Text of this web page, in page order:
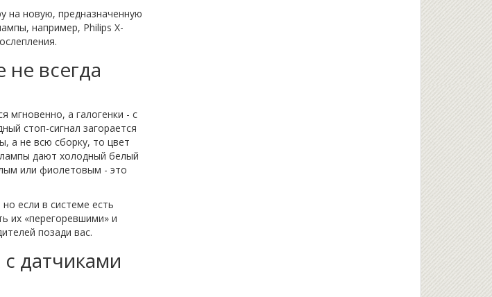
на новую, предназначенную
например, Philips X-
всегда
мгновенно, а галогенки - с
стоп-сигнал загорается
а не всю сборку, то цвет
дают холодный белый
или фиолетовым - это
если в системе есть
их «перегоревшими» и
позади вас.
датчиками